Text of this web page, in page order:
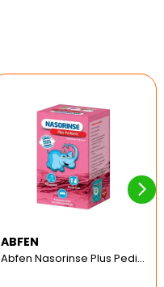
ABFEN
Abfen Nasorinse Plus Pediatrik Burun Yıkama Kiti